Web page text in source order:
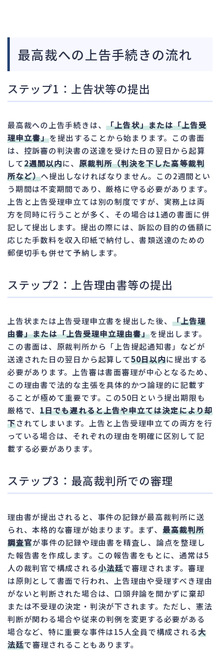
最高裁への上告手続きの流れ
ステップ1：上告状等の提出
最高裁への上告手続きは、「上告状」または「上告受
理申立書」を提出することから始まります。この書面
は、控訴審の判決書の送達を受けた日の翌日から起算
して2週間以内に、 原裁判所（判決を下した高等裁判
所など）へ提出しなければなりません。この2週間とい
う期間は不変期間であり、厳格に守る必要があります。
上告と上告受理申立ては別の制度ですが、実務上は両
方を同時に行うことが多く、その場合は1通の書面に併
記して提出します。提出の際には、訴訟の目的の価額に
応じた手数料を収入印紙で納付し、書類送達のための
郵便切手も併せて予納します。
ステップ2：上告理由書等の提出
上告状または上告受理申立書を提出した後、 「上告理
由書」または「上告受理申立理由書」を提出します。
この書面は、原裁判所から「上告提起通知書」などが
送達された日の翌日から起算して50日以内に提出する
必要があります。上告審は書面審理が中心となるため、
この理由書で法的な主張を具体的かつ論理的に記載す
ることが極めて重要です。この50日という提出期限も
厳格で、1日でも遅れると上告や申立ては決定により却
下されてしまいます。上告と上告受理申立ての両方を行
っている場合は、それぞれの理由を明確に区別して記
載する必要があります。
ステップ3：最高裁判所での審理
理由書が提出されると、事件の記録が最高裁判所に送
られ、本格的な審理が始まります。まず、 最高裁判所
調査官が事件の記録や理由書を精査し、論点を整理し
た報告書を作成します。この報告書をもとに、通常は5
人の裁判官で構成される小法廷で審理されます。審理
は原則として書面で行われ、上告理由や受理すべき理由
がないと判断された場合は、口頭弁論を開かずに棄却
または不受理の決定・判決が下されます。ただし、憲法
判断が関わる場合や従来の判例を変更する必要がある
場合など、特に重要な事件は15人全員で構成される大
法廷で審理されることもあります。